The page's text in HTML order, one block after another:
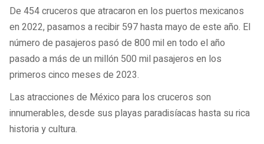
De 454 cruceros que atracaron en los puertos mexicanos
en 2022, pasamos a recibir 597 hasta mayo de este año. El
número de pasajeros pasó de 800 mil en todo el año
pasado a más de un millón 500 mil pasajeros en los
primeros cinco meses de 2023.
Las atracciones de México para los cruceros son
innumerables, desde sus playas paradisíacas hasta su rica
historia y cultura.